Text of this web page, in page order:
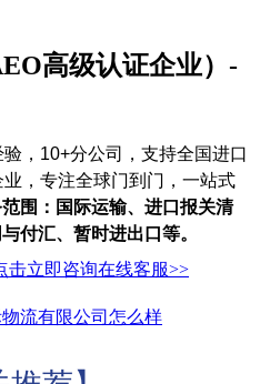
高级认证企业）-
，10+分公司，支持全国进口
，专注全球门到门，一站式
围：国际运输、进口报关清
付汇、暂时进出口等。
击立即咨询在线客服>>